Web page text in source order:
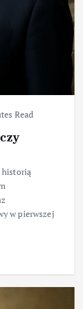
Read
historią
w pierwszej